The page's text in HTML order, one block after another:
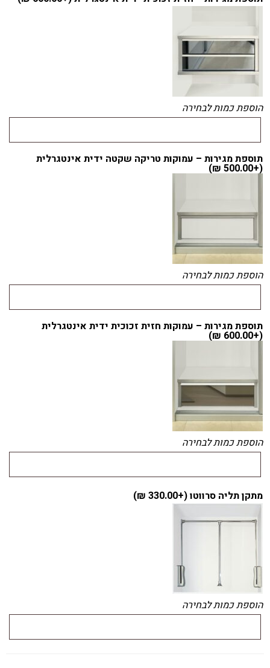
הוספת כמות לבחירה
תוספת מגירות – עמוקות טריקה שקטה ידית אינטגרלית
(+
500.00
₪
)
הוספת כמות לבחירה
תוספת מגירות – עמוקות חזית זכוכית ידית אינטגרלית
(+
600.00
₪
)
הוספת כמות לבחירה
מתקן תליה סרווטו (+330.00
₪
)
הוספת כמות לבחירה